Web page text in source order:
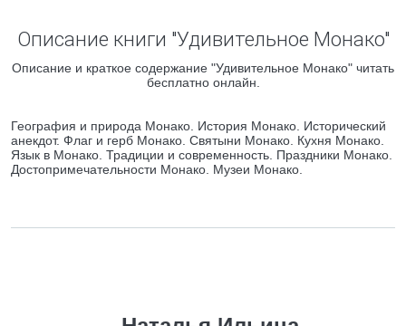
Описание книги "Удивительное Монако"
Описание и краткое содержание "Удивительное Монако" читать
бесплатно онлайн.
География и природа Монако. История Монако. Исторический
анекдот. Флаг и герб Монако. Святыни Монако. Кухня Монако.
Язык в Монако. Традиции и современность. Праздники Монако.
Достопримечательности Монако. Музеи Монако.